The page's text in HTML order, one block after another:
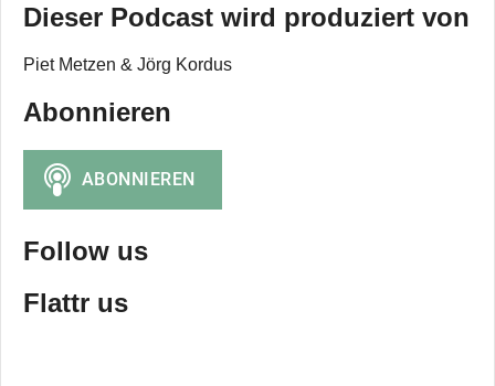
Dieser Podcast wird produziert von
Piet Metzen & Jörg Kordus
Abonnieren
Follow us
Flattr us